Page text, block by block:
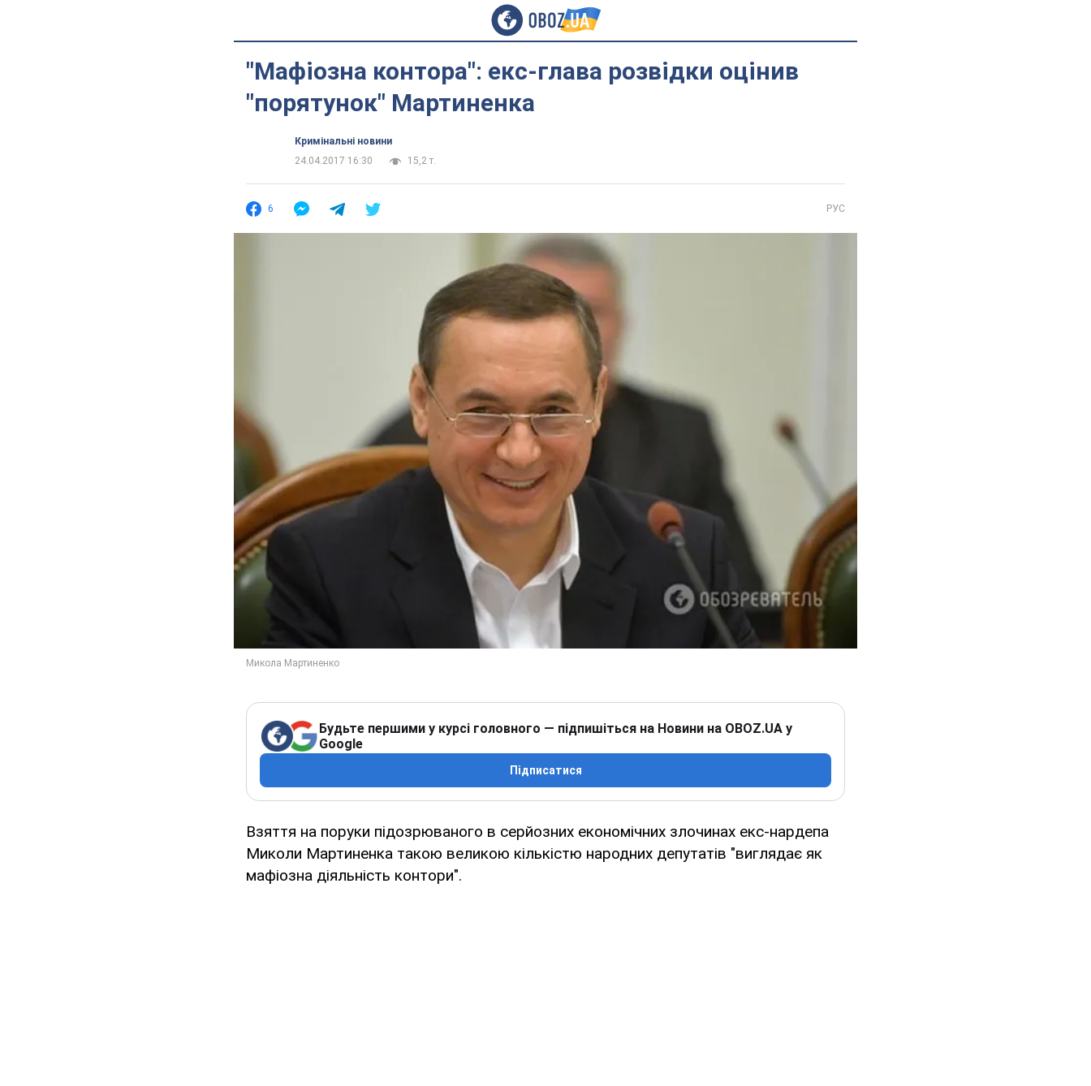
"Мафіозна контора": екс-глава розвідки оцінив
"порятунок" Мартиненка
Кримінальні новини
24.04.2017 16:30
15,2 т.
6 РУС
Будьте першими у курсі головного — підпишіться на Новини на OBOZ.UA у
Google
Підписатися
Взяття на поруки підозрюваного в серйозних економічних злочинах екс-нардепа
Миколи Мартиненка такою великою кількістю народних депутатів "виглядає як
мафіозна діяльність контори".